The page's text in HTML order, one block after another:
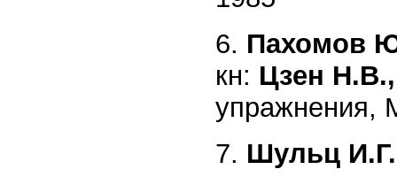
6. Пахомов
кн: Цзен
упражнения,
7. Шульц И.Г.